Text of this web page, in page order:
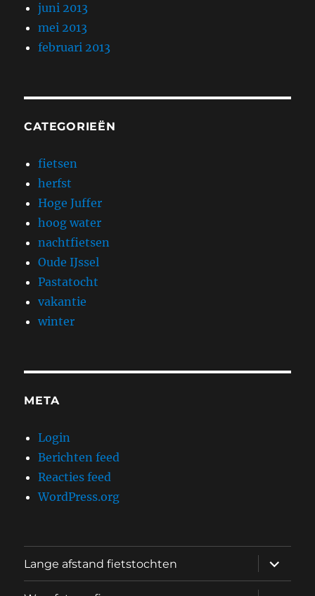
juni 2013
mei 2013
februari 2013
CATEGORIEËN
fietsen
herfst
Hoge Juffer
hoog water
nachtfietsen
Oude IJssel
Pastatocht
vakantie
winter
META
Login
Berichten feed
Reacties feed
WordPress.org
Lange afstand fietstochten